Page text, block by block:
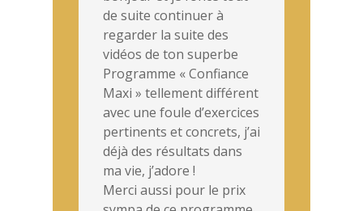
de suite continuer à
regarder la suite des
vidéos de ton superbe
Programme « Confiance
Maxi » tellement différent
avec une foule d’exercices
pertinents et concrets, j’ai
déjà des résultats dans
ma vie, j’adore !
Merci aussi pour le prix